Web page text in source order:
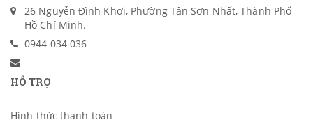
26 Nguyễn Đình Khơi, Phường Tân Sơn Nhất, Thành Phố
Hồ Chí Minh.
0944 034 036
HỖ TRỢ
Hình thức thanh toán